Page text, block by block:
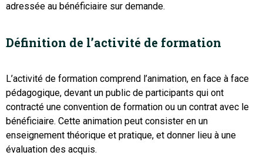
adressée au bénéficiaire sur demande.
Définition de l’activité de formation
L’activité de formation comprend l’animation, en face à face
pédagogique, devant un public de participants qui ont
contracté une convention de formation ou un contrat avec le
bénéficiaire. Cette animation peut consister en un
enseignement théorique et pratique, et donner lieu à une
évaluation des acquis.